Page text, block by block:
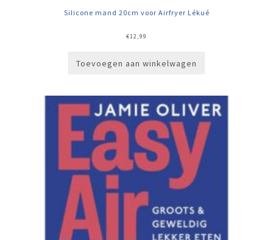
Silicone mand 20cm voor Airfryer Lékué
€12,99
Toevoegen aan winkelwagen